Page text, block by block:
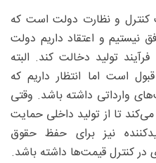
و نظارت دولت است که
نیستیم و اعتقاد داریم دولت
تولید دخالت کند. البته
است اما انتظار داریم که
وارداتی داشته باشد. وقتی
تا از تولید داخلی حمایت
نیز برای حفظ حقوق
در کنترل قیمت‌ها داشته باشد.